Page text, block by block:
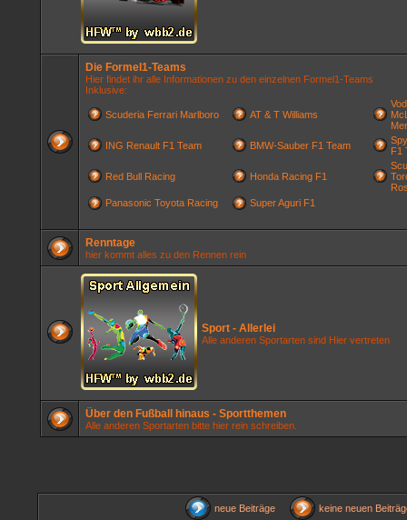
Die Formel1-Teams
Hier findet ihr alle Informationen zu den einzelnen Formel1-Teams
Inklusive:
Scuderia Ferrari Marlboro AT & T Williams
ING Renault F1 Team
BMW-Sauber F1 Team
F1
Red Bull Racing Honda Racing F1
Panasonic Toyota Racing
Super Aguri F1
Renntage
hier kommt alles zu den Rennen rein
Sport - Allerlei
Alle anderen Sportarten sind Hier vertreten
Über den Fußball hinaus - Sportthemen
Alle anderen Sportarten bitte hier rein schreiben.
neue Beiträge keine neuen